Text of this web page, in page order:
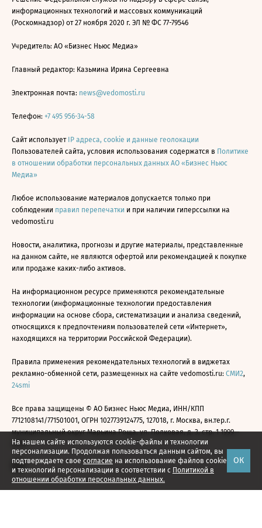
На нашем сайте используются cookie-файлы и технологии
персонализации. Продолжая пользоваться данным сайтом, вы
подтверждаете свое согласие на использование файлов cookie
и технологий персонализации в соответствии с Политикой в
отношении обработки персональных данных.
ОК
информационных технологий и массовых коммуникаций
(Роскомнадзор) от 27 ноября 2020 г. ЭЛ № ФС 77-79546
Учредитель: АО «Бизнес Ньюс Медиа»
Главный редактор: Казьмина Ирина Сергеевна
Электронная почта: news@vedomosti.ru
Телефон: +7 495 956-34-58
Сайт использует IP адреса, cookie и данные геолокации
Пользователей сайта, условия использования содержатся в Политике
в отношении обработки персональных данных АО «Бизнес Ньюс
Медиа»
Любое использование материалов допускается только при
соблюдении правил перепечатки и при наличии гиперссылки на
vedomosti.ru
Новости, аналитика, прогнозы и другие материалы, представленные
на данном сайте, не являются офертой или рекомендацией к покупке
или продаже каких-либо активов.
На информационном ресурсе применяются рекомендательные
технологии (информационные технологии предоставления
информации на основе сбора, систематизации и анализа сведений,
относящихся к предпочтениям пользователей сети «Интернет»,
находящихся на территории Российской Федерации).
Правила применения рекомендательных технологий в виджетах
рекламно-обменной сети, размещенных на сайте vedomosti.ru: СМИ2,
24smi
Все права защищены © АО Бизнес Ньюс Медиа, ИНН/КПП
7712108141/771501001, ОГРН 1027739124775, 127018, г. Москва, вн.тер.г.
муниципальный округ Марьина Роща, ул. Полковая, д. 3, стр. 1 1999—
2026